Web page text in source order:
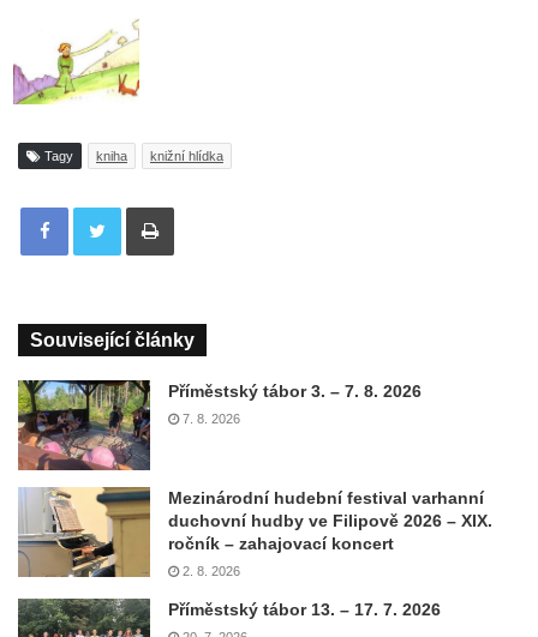
Tagy kniha knižní hlídka
Tisknout
Související články
Příměstský tábor 3. – 7. 8. 2026
7. 8. 2026
Mezinárodní hudební festival varhanní
duchovní hudby ve Filipově 2026 – XIX.
ročník – zahajovací koncert
2. 8. 2026
Příměstský tábor 13. – 17. 7. 2026